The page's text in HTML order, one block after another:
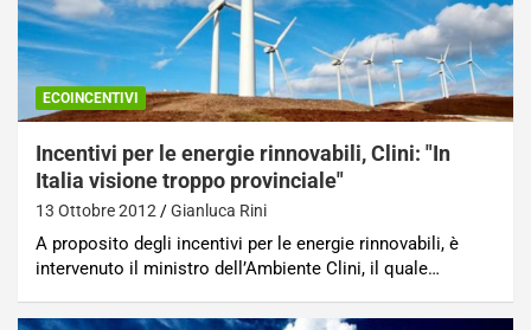
ECOINCENTIVI
Incentivi per le energie rinnovabili, Clini: "In
Italia visione troppo provinciale"
13 Ottobre 2012 Gianluca Rini
A proposito degli incentivi per le energie rinnovabili, è
intervenuto il ministro dell’Ambiente Clini, il quale…